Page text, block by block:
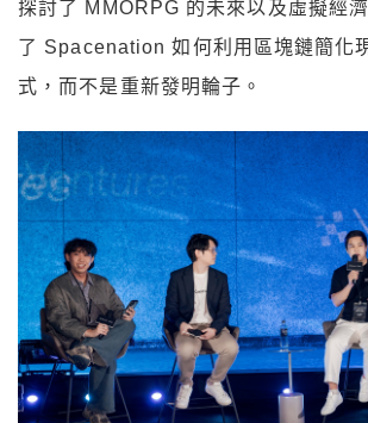
探討了 MMORPG 的未來以及虛擬經
了 Spacenation 如何利用區塊鏈簡化
式，而不是重新發明輪子。